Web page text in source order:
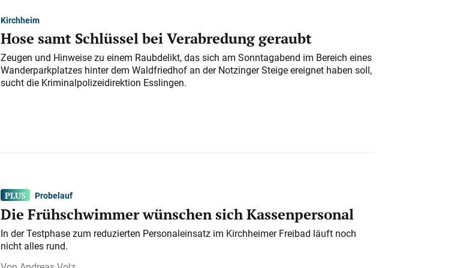
Kirchheim
Hose samt Schlüssel bei Verabredung geraubt
Zeugen und Hinweise zu einem Raubdelikt, das sich am Sonntagabend im Bereich eines
Wanderparkplatzes hinter dem Waldfriedhof an der Notzinger Steige ereignet haben soll,
sucht die Kriminalpolizeidirektion Esslingen.
Probelauf
Die Frühschwimmer wünschen sich Kassenpersonal
In der Testphase zum reduzierten Personaleinsatz im Kirchheimer Freibad läuft noch
nicht alles rund.